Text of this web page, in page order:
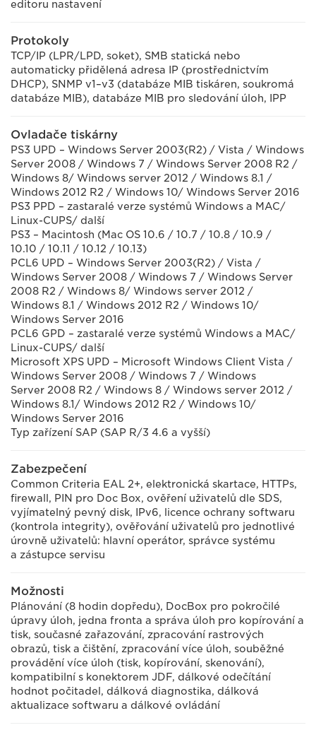
editoru nastavení
Protokoly
TCP/IP (LPR/LPD, soket), SMB statická nebo
automaticky přidělená adresa IP (prostřednictvím
DHCP), SNMP v1–v3 (databáze MIB tiskáren, soukromá
databáze MIB), databáze MIB pro sledování úloh, IPP
Ovladače tiskárny
PS3 UPD – Windows Server 2003(R2) / Vista / Windows
Server 2008 / Windows 7 / Windows Server 2008 R2 /
Windows 8/ Windows server 2012 / Windows 8.1 /
Windows 2012 R2 / Windows 10/ Windows Server 2016
PS3 PPD – zastaralé verze systémů Windows a MAC/
Linux-CUPS/ další
PS3 – Macintosh (Mac OS 10.6 / 10.7 / 10.8 / 10.9 /
10.10 / 10.11 / 10.12 / 10.13)
PCL6 UPD – Windows Server 2003(R2) / Vista /
Windows Server 2008 / Windows 7 / Windows Server
2008 R2 / Windows 8/ Windows server 2012 /
Windows 8.1 / Windows 2012 R2 / Windows 10/
Windows Server 2016
PCL6 GPD – zastaralé verze systémů Windows a MAC/
Linux-CUPS/ další
Microsoft XPS UPD – Microsoft Windows Client Vista /
Windows Server 2008 / Windows 7 / Windows
Server 2008 R2 / Windows 8 / Windows server 2012 /
Windows 8.1/ Windows 2012 R2 / Windows 10/
Windows Server 2016
Typ zařízení SAP (SAP R/3 4.6 a vyšší)
Zabezpečení
Common Criteria EAL 2+, elektronická skartace, HTTPs,
firewall, PIN pro Doc Box, ověření uživatelů dle SDS,
vyjímatelný pevný disk, IPv6, licence ochrany softwaru
(kontrola integrity), ověřování uživatelů pro jednotlivé
úrovně uživatelů: hlavní operátor, správce systému
a zástupce servisu
Možnosti
Plánování (8 hodin dopředu), DocBox pro pokročilé
úpravy úloh, jedna fronta a správa úloh pro kopírování a
tisk, současné zařazování, zpracování rastrových
obrazů, tisk a čištění, zpracování více úloh, souběžné
provádění více úloh (tisk, kopírování, skenování),
kompatibilní s konektorem JDF, dálkové odečítání
hodnot počitadel, dálková diagnostika, dálková
aktualizace softwaru a dálkové ovládání